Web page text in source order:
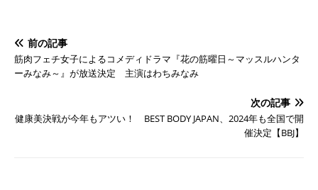
前の記事
筋肉フェチ女子によるコメディドラマ『花の筋曜日～マッスルハンタ
ーみなみ～』が放送決定 主演はわちみなみ
次の記事
健康美決戦が今年もアツい！ BEST BODY JAPAN、2024年も全国で開
催決定【BBJ】